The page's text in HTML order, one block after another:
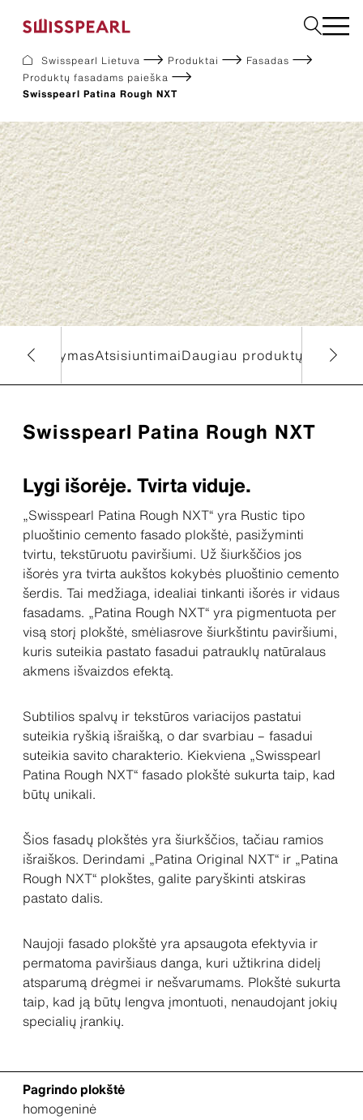
Įmonė
Paslaugos
Įkvėpimui
Tvarumas
Fasadas
Stogas
Statybinės
Interjeras
Atsisiuntimai
Swisspearl Lietuva Produktai
Fasadas
Produktų fasadams paieška
Swisspearl Patina Rough NXT
pritaikymasAtsisiuntimaiDaugiau produktų
Swisspearl Patina Rough NXT
Lygi išorėje. Tvirta viduje.
„Swisspearl Patina Rough NXT“ yra Rustic tipo
pluoštinio cemento fasado plokštė, pasižyminti
tvirtu, tekstūruotu paviršiumi. Už šiurkščios jos
išorės yra tvirta aukštos kokybės pluoštinio cemento
šerdis. Tai medžiaga, idealiai tinkanti išorės ir vidaus
fasadams. „Patina Rough NXT“ yra pigmentuota per
visą storį plokštė, smėliasrove šiurkštintu paviršiumi,
kuris suteikia pastato fasadui patrauklų natūralaus
akmens išvaizdos efektą.
Subtilios spalvų ir tekstūros variacijos pastatui
suteikia ryškią išraišką, o dar svarbiau – fasadui
suteikia savito charakterio. Kiekviena „Swisspearl
Patina Rough NXT“ fasado plokštė sukurta taip, kad
būtų unikali.
Šios fasadų plokštės yra šiurkščios, tačiau ramios
išraiškos. Derindami „Patina Original NXT“ ir „Patina
Rough NXT“ plokštes, galite paryškinti atskiras
pastato dalis.
Naujoji fasado plokštė yra apsaugota efektyvia ir
permatoma paviršiaus danga, kuri užtikrina didelį
atsparumą drėgmei ir nešvarumams. Plokštė sukurta
taip, kad ją būtų lengva įmontuoti, nenaudojant jokių
specialių įrankių.
Pagrindo plokštė
homogeninė